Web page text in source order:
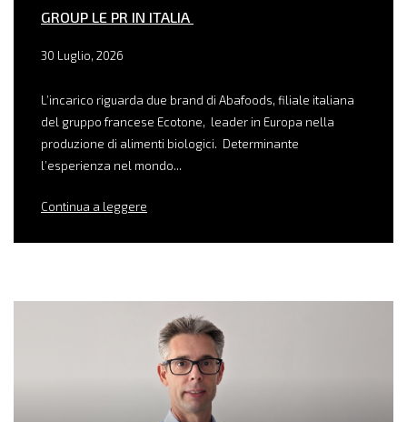
GROUP LE PR IN ITALIA
30 Luglio, 2026
L’incarico riguarda due brand di Abafoods, filiale italiana
del gruppo francese Ecotone, leader in Europa nella
produzione di alimenti biologici. Determinante
l’esperienza nel mondo...
Continua a leggere